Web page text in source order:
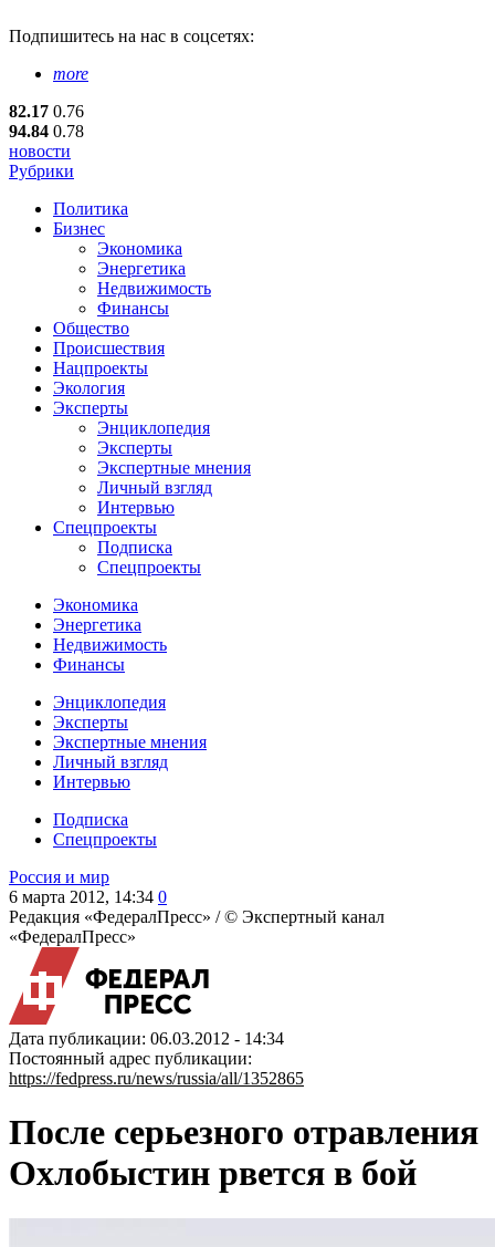
Подпишитесь на нас в соцсетях:
more
82.17 0.76
94.84 0.78
новости
Рубрики
Политика
Бизнес
Экономика
Энергетика
Недвижимость
Финансы
Общество
Происшествия
Нацпроекты
Экология
Эксперты
Энциклопедия
Эксперты
Экспертные мнения
Личный взгляд
Интервью
Спецпроекты
Подписка
Спецпроекты
Экономика
Энергетика
Недвижимость
Финансы
Энциклопедия
Эксперты
Экспертные мнения
Личный взгляд
Интервью
Подписка
Спецпроекты
Россия и мир
6 марта 2012, 14:34 0
Редакция «ФедералПресс» /© Экспертный канал
«ФедералПресс»
Дата публикации: 06.03.2012 - 14:34
Постоянный адрес публикации:
https://fedpress.ru/news/russia/all/1352865
После серьезного отравления
Охлобыстин рвется в бой